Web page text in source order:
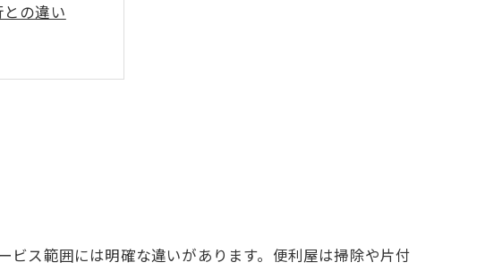
の違い
徴を解説
価ポイント
応が魅力
手徹底分析
ス範囲には明確な違いがあります。便利屋は掃除や片付